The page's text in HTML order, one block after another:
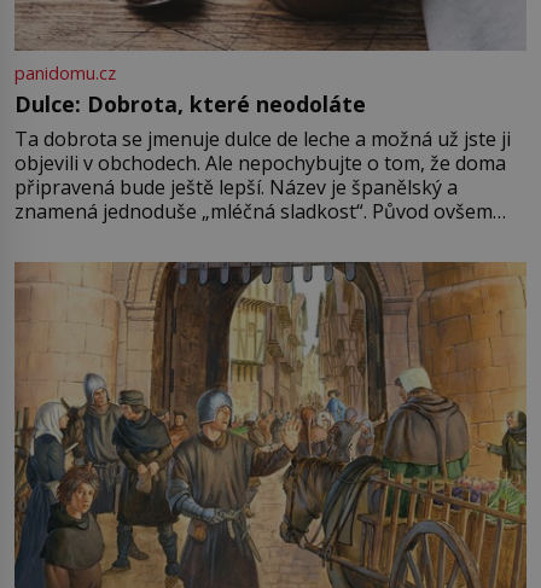
panidomu.cz
Dulce: Dobrota, které neodoláte
Ta dobrota se jmenuje dulce de leche a možná už jste ji
objevili v obchodech. Ale nepochybujte o tom, že doma
připravená bude ještě lepší. Název je španělský a
znamená jednoduše „mléčná sladkost“. Původ ovšem
pře hned několik latinskoamerických zemí a k tomu
Francie, kde se traduje,